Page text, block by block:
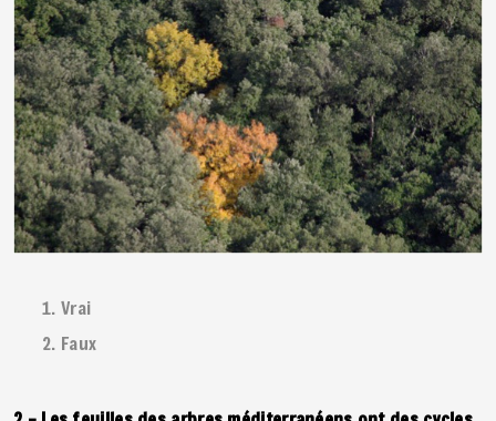
Vrai
Faux